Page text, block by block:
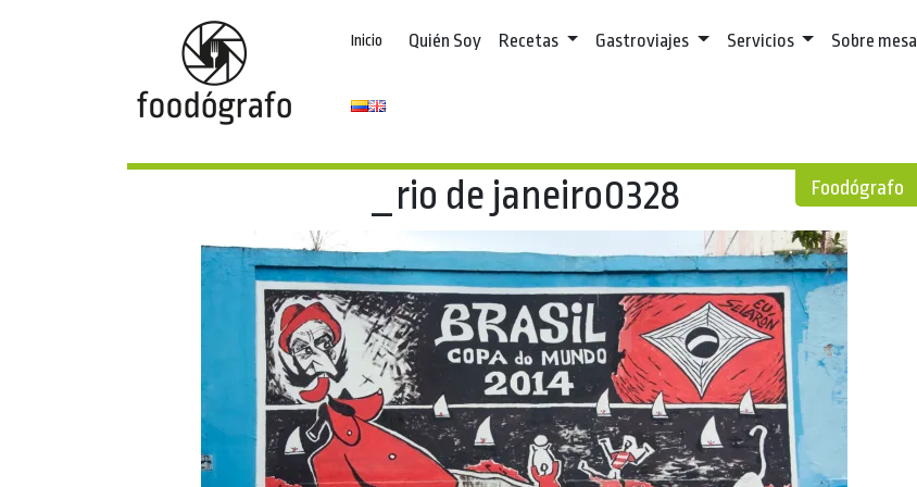
Inicio Quién Soy Recetas Gastroviajes Servicios Sobre mesa
Foodógrafo
_rio de janeiro0328